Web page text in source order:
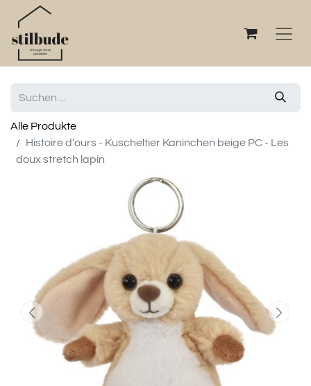
Alle Produkte
Histoire d’ours - Kuscheltier Kaninchen beige PC - Les
doux stretch lapin